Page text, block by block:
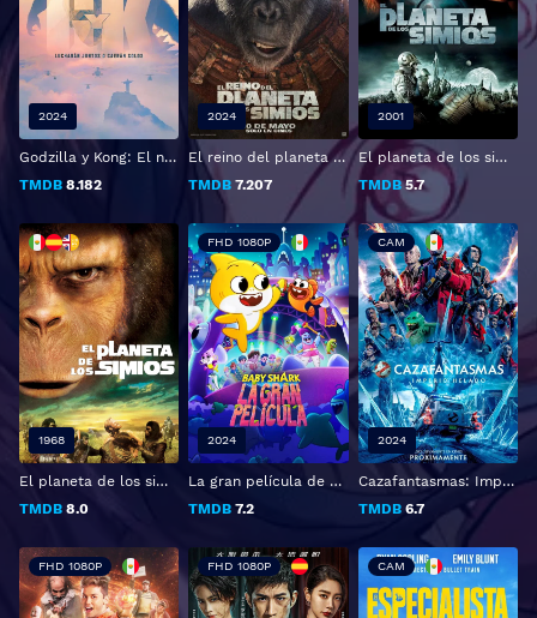
Godzilla y Kong: El nuevo imperio
TMDB 8.182
2024
El reino del planeta de los simios
TMDB 7.207
2024
El planeta de los simios
TMDB5.7
2001
El planeta de los simios
TMDB 8.0
1968
La gran película de Baby Shark
TMDB 7.2
FHD 1080P
2024
Cazafantasmas: Imperio helado
TMDB6.7
CAM
2024
FHD 1080P FHD 1080P CAM